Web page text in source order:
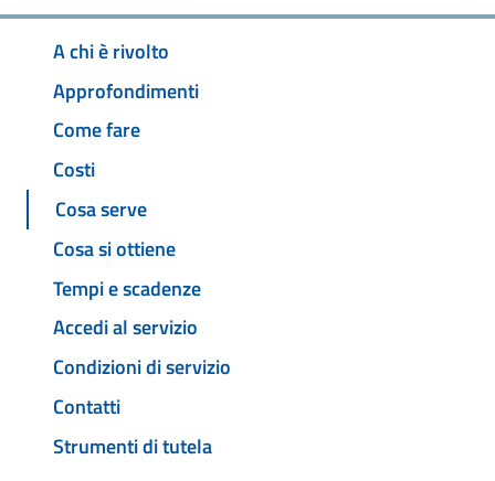
A chi è rivolto
Approfondimenti
Come fare
Costi
Cosa serve
Cosa si ottiene
Tempi e scadenze
Accedi al servizio
Condizioni di servizio
Contatti
Strumenti di tutela